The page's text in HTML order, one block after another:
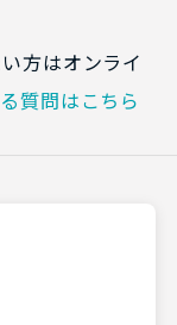
方はオンライ
質問はこちら